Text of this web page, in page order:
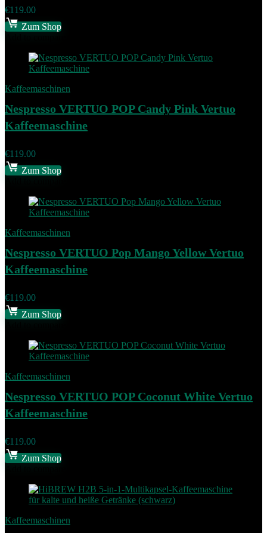
€119.00
Zum Shop
Kaffeemaschinen
Nespresso VERTUO POP Candy Pink Vertuo
Kaffeemaschine
€119.00
Zum Shop
Kaffeemaschinen
Nespresso VERTUO Pop Mango Yellow Vertuo
Kaffeemaschine
€119.00
Zum Shop
Kaffeemaschinen
Nespresso VERTUO POP Coconut White Vertuo
Kaffeemaschine
€119.00
Zum Shop
Kaffeemaschinen